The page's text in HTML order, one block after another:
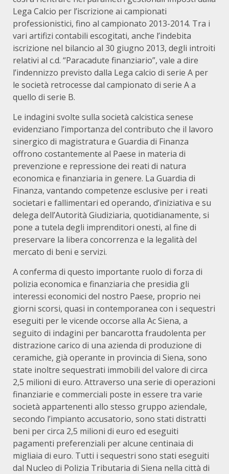
Lega Calcio per l’iscrizione ai campionati
professionistici, fino al campionato 2013-2014. Tra i
vari artifizi contabili escogitati, anche l’indebita
iscrizione nel bilancio al 30 giugno 2013, degli introiti
relativi al c.d. “Paracadute finanziario”, vale a dire
l’indennizzo previsto dalla Lega calcio di serie A per
le società retrocesse dal campionato di serie A a
quello di serie B.
Le indagini svolte sulla società calcistica senese
evidenziano l’importanza del contributo che il lavoro
sinergico di magistratura e Guardia di Finanza
offrono costantemente al Paese in materia di
prevenzione e repressione dei reati di natura
economica e finanziaria in genere. La Guardia di
Finanza, vantando competenze esclusive per i reati
societari e fallimentari ed operando, d’iniziativa e su
delega dell’Autorità Giudiziaria, quotidianamente, si
pone a tutela degli imprenditori onesti, al fine di
preservare la libera concorrenza e la legalità del
mercato di beni e servizi.
A conferma di questo importante ruolo di forza di
polizia economica e finanziaria che presidia gli
interessi economici del nostro Paese, proprio nei
giorni scorsi, quasi in contemporanea con i sequestri
eseguiti per le vicende occorse alla Ac Siena, a
seguito di indagini per bancarotta fraudolenta per
distrazione carico di una azienda di produzione di
ceramiche, già operante in provincia di Siena, sono
state inoltre sequestrati immobili del valore di circa
2,5 milioni di euro. Attraverso una serie di operazioni
finanziarie e commerciali poste in essere tra varie
società appartenenti allo stesso gruppo aziendale,
secondo l’impianto accusatorio, sono stati distratti
beni per circa 2,5 milioni di euro ed eseguiti
pagamenti preferenziali per alcune centinaia di
migliaia di euro. Tutti i sequestri sono stati eseguiti
dal Nucleo di Polizia Tributaria di Siena nella città di